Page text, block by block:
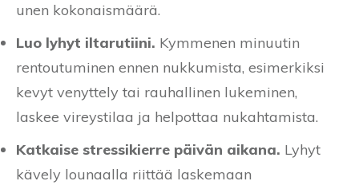
unen kokonaismäärä.
Luo lyhyt iltarutiini. Kymmenen minuutin
rentoutuminen ennen nukkumista, esimerkiksi
kevyt venyttely tai rauhallinen lukeminen,
laskee vireystilaa ja helpottaa nukahtamista.
Katkaise stressikierre päivän aikana. Lyhyt
kävely lounaalla riittää laskemaan